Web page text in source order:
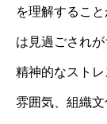
を理解するこ
は見過ごされ
精神的なスト
雰囲気、組織